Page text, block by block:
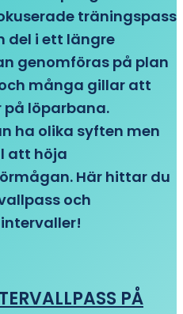
träningspass
del i ett längre
genomföras på plan
många gillar att
löparbana.
ha olika syften men
att höja
Här hittar du
och
PÅ